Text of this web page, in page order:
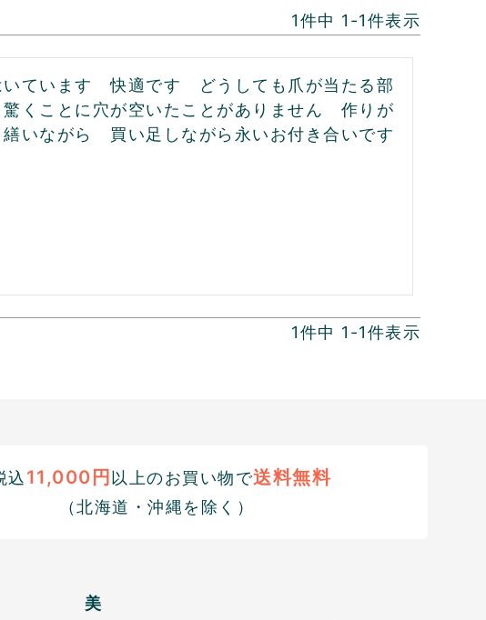
1件中 1 -1件表示
ています　快適です　どうしても爪が当たる部
くことに穴が空いたことがありません　作りが
いながら　買い足しながら永いお付き合いです
1件中 1 -1件表示
込11,000円 以上のお買い物で送料無料
（北海道・沖縄を除く）
美